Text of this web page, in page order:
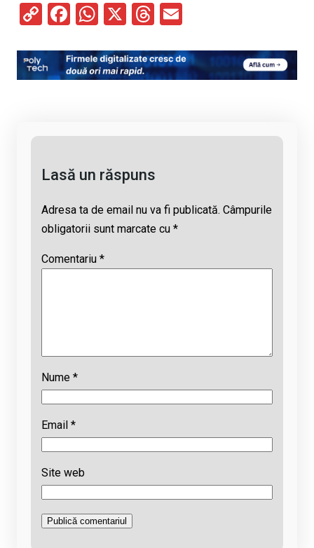
C
py
Li
F
ce
b
W
at
s
X
T
e
a
ail
Lasă un răspuns
Adresa ta de email nu va fi publicată. Câmpurile
obligatorii sunt marcate cu *
Comentariu *
Nume *
Email *
Site web